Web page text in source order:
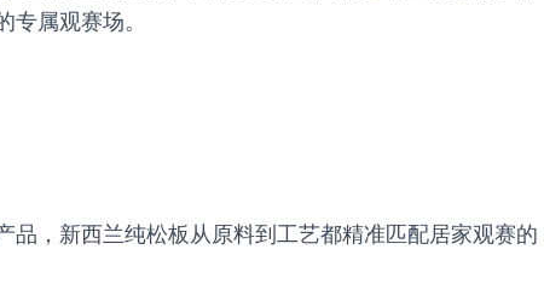
属观赛场。
品，新西兰纯松板从原料到工艺都精准匹配居家观赛的